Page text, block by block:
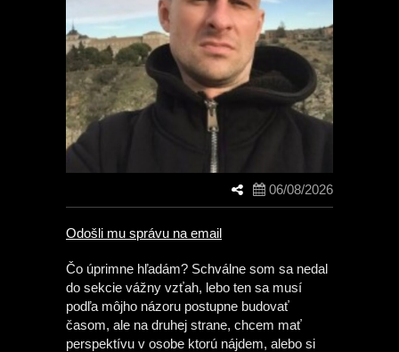
06/08/2026
Odošli mu správu na email
Čo úprimne hľadám? Schválne som sa nedal
do sekcie vážny vzťah, lebo ten sa musí
podľa môjho názoru postupne budovať
časom, ale na druhej strane, chcem mať
perspektívu v osobe ktorú nájdem, alebo si